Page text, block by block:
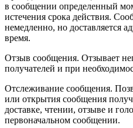
в сообщении определенный
истечения срока действия.
немедленно, но доставляется
время.
Отзыв сообщения. Отзывает
получателей и при
Отслеживание сообщения.
или открытия сообщения
доставке, чтении, отзыве и
первоначальном сообщении.